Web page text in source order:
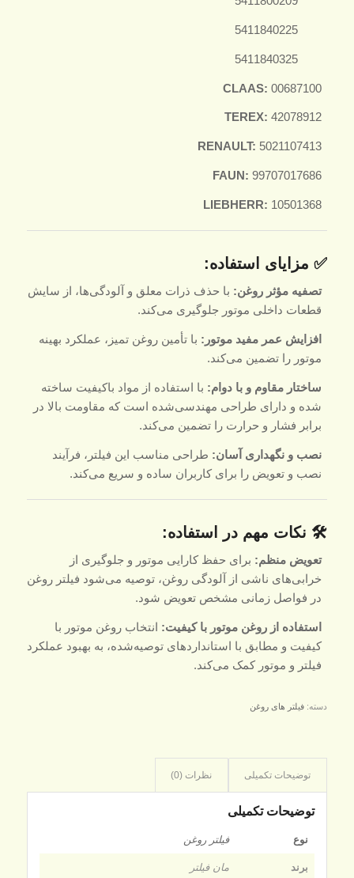
5411840225
5411840325
CLAAS: 00687100
TEREX: 42078912
RENAULT: 5021107413
FAUN: 99707017686
LIEBHERR: 10501368
✅ مزایای استفاده:
تصفیه مؤثر روغن: با حذف ذرات معلق و آلودگی‌ها، از سایش
قطعات داخلی موتور جلوگیری می‌کند.
افزایش عمر مفید موتور: با تأمین روغن تمیز، عملکرد بهینه
موتور را تضمین می‌کند.
ساختار مقاوم و با دوام: با استفاده از مواد باکیفیت ساخته
شده و دارای طراحی مهندسی‌شده است که مقاومت بالا در
برابر فشار و حرارت را تضمین می‌کند.
نصب و نگهداری آسان: طراحی مناسب این فیلتر، فرآیند
نصب و تعویض را برای کاربران ساده و سریع می‌کند.
🛠 نکات مهم در استفاده:
تعویض منظم: برای حفظ کارایی موتور و جلوگیری از
خرابی‌های ناشی از آلودگی روغن، توصیه می‌شود فیلتر روغن
در فواصل زمانی مشخص تعویض شود.
استفاده از روغن موتور با کیفیت: انتخاب روغن موتور با
کیفیت و مطابق با استانداردهای توصیه‌شده، به بهبود عملکرد
فیلتر و موتور کمک می‌کند.
دسته: فیلتر های روغن
توضیحات تکمیلی نظرات (0)
توضیحات تکمیلی
نوع فیلتر روغن
برند مان فیلتر